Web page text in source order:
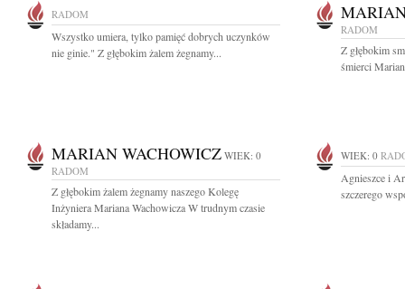
RADOM
Wszystko umiera, tylko pamięć dobrych uczynków
nie ginie." Z głębokim żalem żegnamy...
RADOM
Z głębokim
śmierci
MARIAN WACHOWICZ WIEK: 0
RADOM
Z głębokim żalem żegnamy naszego Kolegę
Inżyniera Mariana Wachowicza W trudnym czasie
składamy...
WIEK: 0
Agnieszce i
szczerego